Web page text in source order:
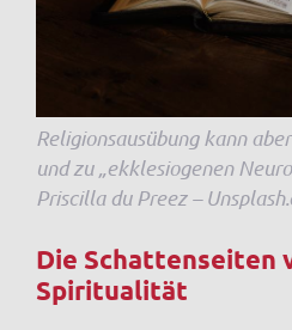
Religionsausübung kann
und zu „ekklesiogenen
Priscilla du Preez –
Die Schattenseiten
Spiritualität